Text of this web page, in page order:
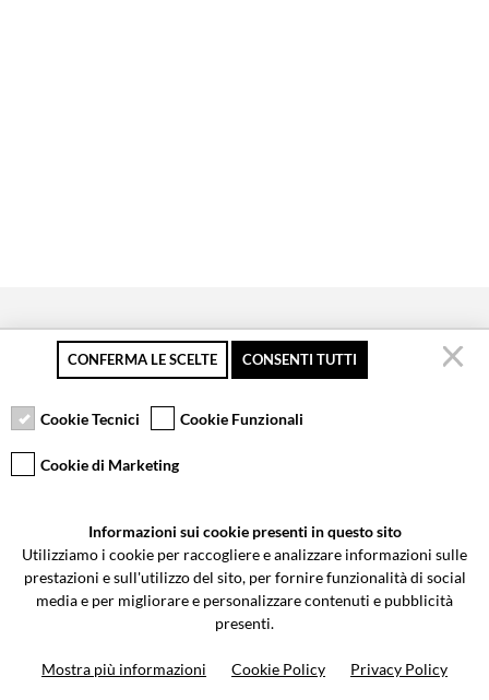
Pagamento sicuro
Resi gratuiti fino a 30
Servizio clienti
Via Galileo Galilei 5 | Verano Brianza (MB) 20843 | ITALY
0362-805407-info@valtermoto.com
CONFERMA LE SCELTE CONSENTI TUTTI
Cookie Tecnici Cookie Funzionali
Cookie di Marketing
Informazioni sui cookie presenti in questo sito
Utilizziamo i cookie per raccogliere e analizzare informazioni sulle
prestazioni e sull'utilizzo del sito, per fornire funzionalità di social
media e per migliorare e personalizzare contenuti e pubblicità
presenti.
Mostra più informazioni Cookie Policy Privacy Policy